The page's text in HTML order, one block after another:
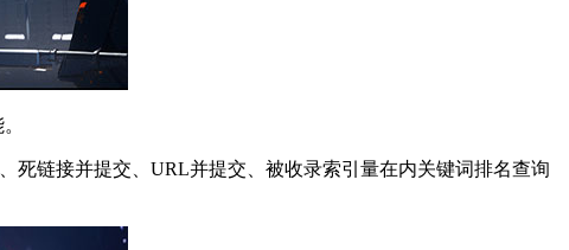
死链接并提交、URL并提交、被收录索引量在内关键词排名查询